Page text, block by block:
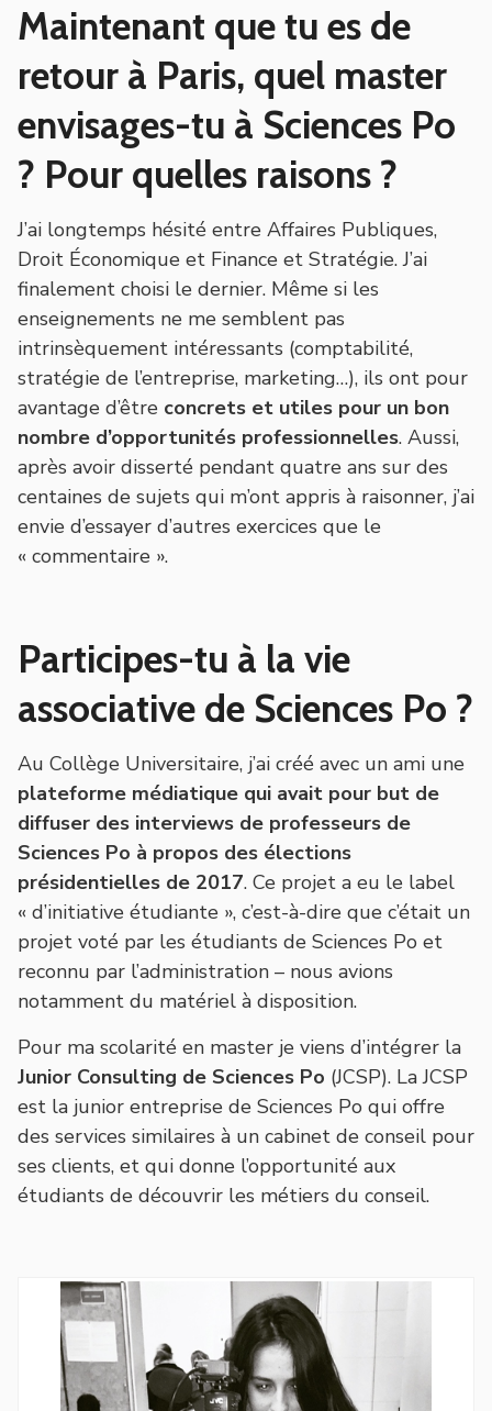
Maintenant que tu es de
retour à Paris, quel master
envisages-tu à Sciences Po
? Pour quelles raisons ?
J’ai longtemps hésité entre Affaires Publiques,
Droit Économique et Finance et Stratégie. J’ai
finalement choisi le dernier. Même si les
enseignements ne me semblent pas
intrinsèquement intéressants (comptabilité,
stratégie de l’entreprise, marketing…), ils ont pour
avantage d’être concrets et utiles pour un bon
nombre d’opportunités professionnelles. Aussi,
après avoir disserté pendant quatre ans sur des
centaines de sujets qui m’ont appris à raisonner, j’ai
envie d’essayer d’autres exercices que le
« commentaire ».
Participes-tu à la vie
associative de Sciences Po ?
Au Collège Universitaire, j’ai créé avec un ami une
plateforme médiatique qui avait pour but de
diffuser des interviews de professeurs de
Sciences Po à propos des élections
présidentielles de 2017. Ce projet a eu le label
« d’initiative étudiante », c’est-à-dire que c’était un
projet voté par les étudiants de Sciences Po et
reconnu par l’administration – nous avions
notamment du matériel à disposition.
Pour ma scolarité en master je viens d’intégrer la
Junior Consulting de Sciences Po (JCSP). La JCSP
est la junior entreprise de Sciences Po qui offre
des services similaires à un cabinet de conseil pour
ses clients, et qui donne l’opportunité aux
étudiants de découvrir les métiers du conseil.